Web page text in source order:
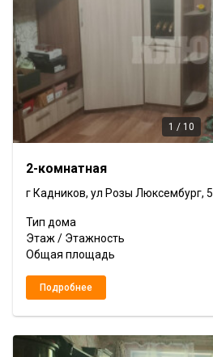
1 / 10
2-комнатная
г Кадников, ул Розы Люксембург, 5
Тип дома
Этаж / Этажность
Общая площадь
Подробнее